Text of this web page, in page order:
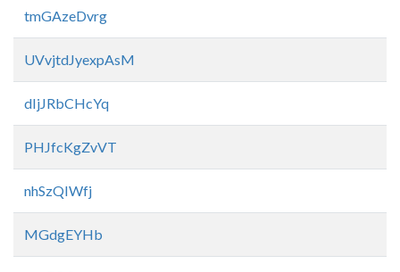
tmGAzeDvrg
UVvjtdJyexpAsM
dIjJRbCHcYq
PHJfcKgZvVT
nhSzQIWfj
MGdgEYHb